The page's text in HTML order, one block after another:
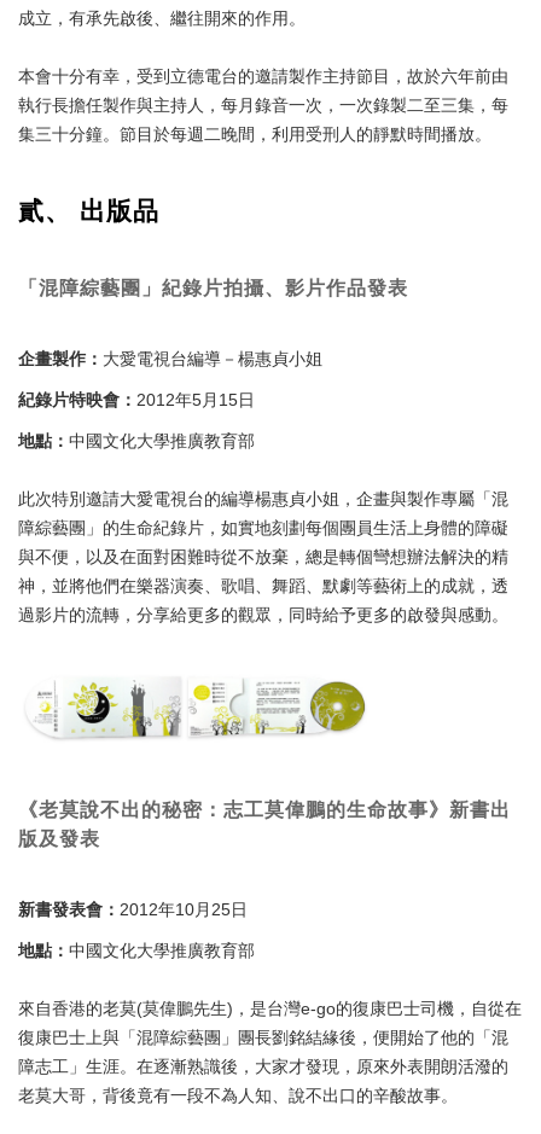
成立，有承先啟後、繼往開來的作用。
本會十分有幸，受到立德電台的邀請製作主持節目，故於六年前由
執行長擔任製作與主持人，每月錄音一次，一次錄製二至三集，每
集三十分鐘。節目於每週二晚間，利用受刑人的靜默時間播放。
貳、 出版品
「混障綜藝團」紀錄片拍攝、影片作品發表
企畫製作： 大愛電視台編導－楊惠貞小姐
紀錄片特映會： 2012年5月15日
地點： 中國文化大學推廣教育部
此次特別邀請大愛電視台的編導楊惠貞小姐，企畫與製作專屬「混
障綜藝團」的生命紀錄片，如實地刻劃每個團員生活上身體的障礙
與不便，以及在面對困難時從不放棄，總是轉個彎想辦法解決的精
神，並將他們在樂器演奏、歌唱、舞蹈、默劇等藝術上的成就，透
過影片的流轉，分享給更多的觀眾，同時給予更多的啟發與感動。
《老莫說不出的秘密：志工莫偉鵬的生命故事》新書出
版及發表
新書發表會： 2012年10月25日
地點： 中國文化大學推廣教育部
來自香港的老莫(莫偉鵬先生)，是台灣e-go的復康巴士司機，自從在
復康巴士上與「混障綜藝團」團長劉銘結緣後，便開始了他的「混
障志工」生涯。在逐漸熟識後，大家才發現，原來外表開朗活潑的
老莫大哥，背後竟有一段不為人知、說不出口的辛酸故事。